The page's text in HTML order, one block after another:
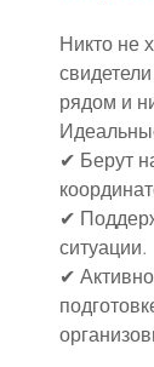
Никто не
рядом и
✔ Берут
✔
ситуации.
✔